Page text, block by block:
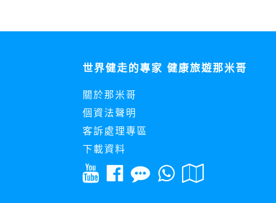
世界健走的專家 健康旅遊那米哥
關於那米哥
個資法聲明
客訴處理專區
下載資料